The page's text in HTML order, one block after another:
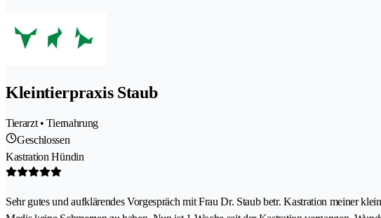
Kleintierpraxis Staub
Tierarzt • Tiernahrung
Geschlossen
Kastration Hündin
Sehr gutes und aufklärendes Vorgespräch mit Frau Dr. Staub betr. Kastration meiner